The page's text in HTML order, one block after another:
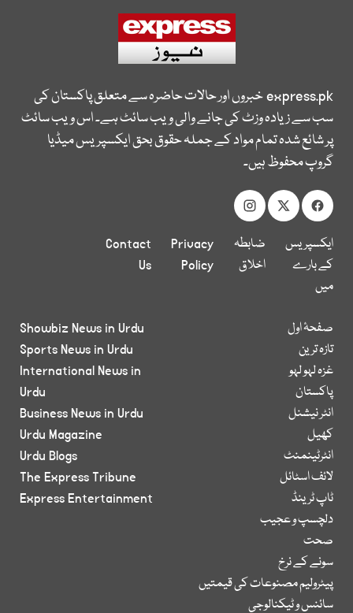
express.pkخبروں اور حالات حاضرہ سے متعلق پاکستان کی
سب سے زیادہ وزٹ کی جانے والی ویب سائٹ ہے۔ اس ویب سائٹ
پر شائع شدہ تمام مواد کے جملہ حقوق بحق ایکسپریس میڈیا
گروپ محفوظ ہیں۔
ایکسپریس
کے بارے
میں
ضابطہ
اخلاق
Privacy
Policy
Contact
Us
صفحۂ اول
تازہ ترین
غزہ لہو لہو
پاکستان
انٹر نیشنل
کھیل
انٹرٹینمنٹ
لائف اسٹائل
ٹاپ ٹرینڈ
دلچسپ و عجیب
صحت
سونے کے نرخ
پیٹرولیم مصنوعات کی قیمتیں
سائنس و ٹیکنالوجی
Showbiz News in Urdu
Sports News in Urdu
International News in
Urdu
Business News in Urdu
Urdu Magazine
Urdu Blogs
The Express Tribune
Express Entertainment